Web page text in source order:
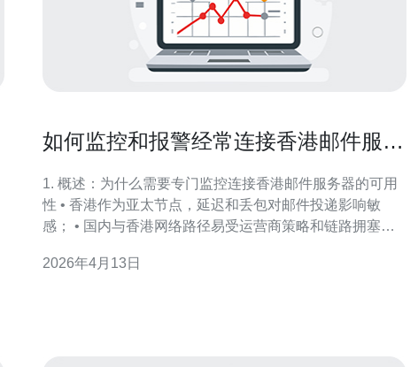
如何监控和报警经常连接香港邮件服务
1. 概述：为什么需要专门监控连接香港邮件服务器的可用
性 • 香港作为亚太节点，延迟和丢包对邮件投递影响敏
感； • 国内与香港网络路径易受运营商策略和链路拥塞影
IMAP(143/993)、POP3(110/995)、DNS与MX记录； • 可
2026年4月13日